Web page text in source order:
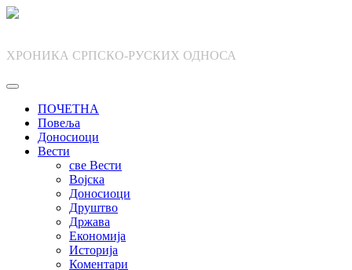
Skip
ХРОНИКА СРПСКО-РУСКИХ ОДНОСА
ПОЧЕТНА
Повеља
Доносиоци
Вести
све Вести
Војска
Доносиоци
Друштво
Држава
Економија
Историја
Коментари